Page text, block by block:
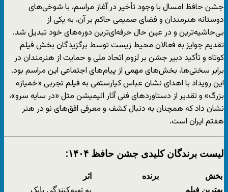
جشن حافظ امسال با وجود تأخیر در آغاز مراسم، با شوخی‌های
دوستانه هنرمندان و فضای صمیمی حاکم بر آن، به یکی از
بی‌حاشیه‌ترین و در عین حال حرفه‌ای‌ترین دوره‌های خود تبدیل شد.
تقدیم جوایز به فعالان محیط زیست توسط برگزیدگان بخش فیلم
کوتاه و تأکید دبیر جشن بر لزوم اتحاد ملی و حمایت از هنرمندان در
برابر سختی‌ها، بخش‌های مهمی از پیام‌های اجتماعی این مراسم بود.
این رویداد با اهدای نشان عباس کیارستمی به فیلم تجربی «خمیازه
بزرگ» و تقدیر از دستاوردهای فنی آثار انیمیشن مثل «در سایه سرو»،
نشان داد که همچنان به دنبال کشف و معرفی افق‌های نو در هنر
هفتم ایران است.
لیست برندگان کلیدی جشن حافظ ۱۴۰۴:
بخش برنده
اثر
بهترین فیلم
به تهیه‌کنندگی بابک